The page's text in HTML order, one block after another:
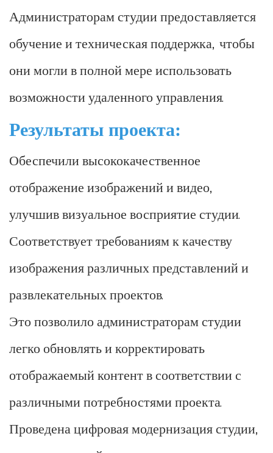
Администраторам студии предоставляется
обучение и техническая поддержка, чтобы
они могли в полной мере использовать
возможности удаленного управления.
Результаты проекта:
Обеспечили высококачественное
отображение изображений и видео,
улучшив визуальное восприятие студии.
Соответствует требованиям к качеству
изображения различных представлений и
развлекательных проектов.
Это позволило администраторам студии
легко обновлять и корректировать
отображаемый контент в соответствии с
различными потребностями проекта.
Проведена цифровая модернизация студии,